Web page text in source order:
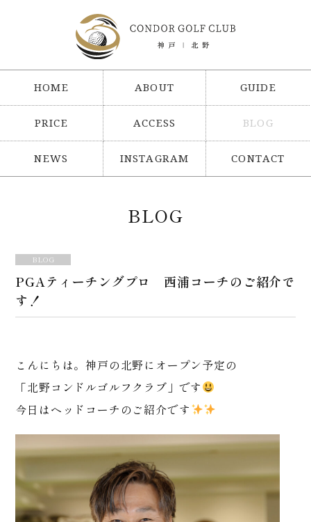
HOME ABOUT GUIDE
PRICE ACCESS BLOG
NEWS INSTAGRAM CONTACT
BLOG
BLOG
PGAティーチングプロ 西浦コーチのご紹介で
す！
こんにちは。神戸の北野にオープン予定の
「北野コンドルゴルフクラブ」です
今日はヘッドコーチのご紹介です